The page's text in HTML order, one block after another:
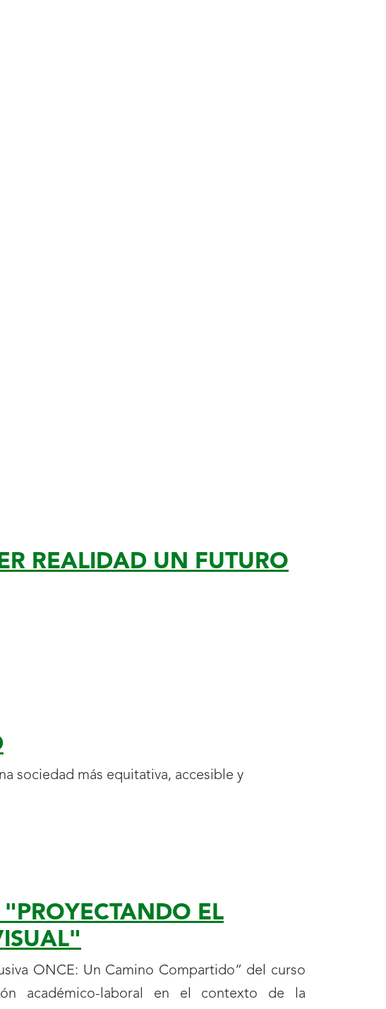
REALIDAD UN FUTURO
sociedad más equitativa, accesible y
EL
ONCE: Un Camino Compartido” del curso
académico-laboral en el contexto de la